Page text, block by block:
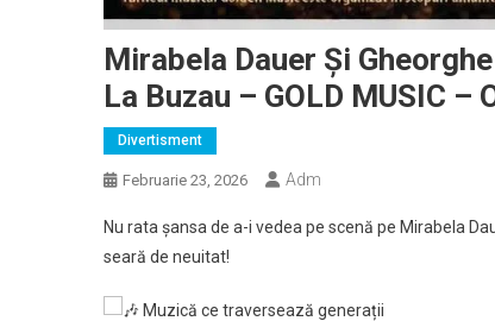
Mirabela Dauer Și
La Buzau – GOLD MUSIC –
Divertisment
Februarie 23, 2026 Adm
Nu rata șansa de a-i vedea pe scenă pe Mirabela
seară de neuitat!
Muzică ce traversează generații